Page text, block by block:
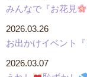
みんなで『お花見
お出かけイベント『
2026.03.26
2026.03.07